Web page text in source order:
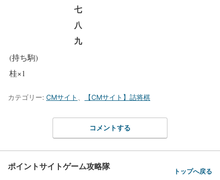
七
八
九
(持ち駒)
桂×1
カテゴリー: CMサイト 【CMサイト】詰将棋
コメントする
ポイントサイトゲーム攻略隊 トップへ戻る